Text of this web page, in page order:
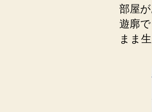
部屋
遊廓
まま